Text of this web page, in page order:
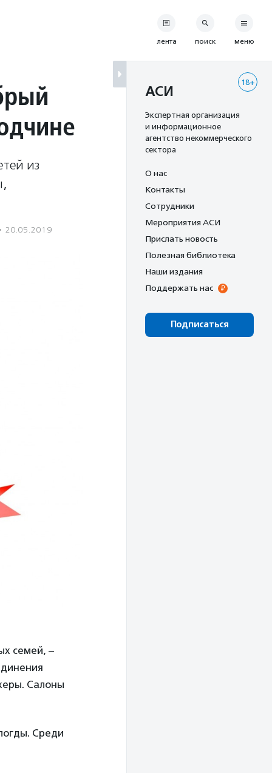
из
20.05.2019
семей, –
Салоны
Среди
лента поиск меню
18+
АСИ
Экспертная организация
и информационное
агентство некоммерческого
сектора
О нас
Контакты
Сотрудники
Мероприятия АСИ
Прислать новость
Полезная библиотека
Наши издания
Поддержать нас
Подписаться